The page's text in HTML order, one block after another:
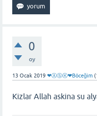
0
oy
13 Ocak 2019 ❤ⒶⓈⓀ❤Böceğim (
Kizlar Allah askina su